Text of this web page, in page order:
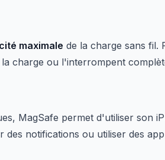
maximale de la charge sans fil.
charge ou l'interrompent
MagSafe permet d'utiliser son
notifications ou utiliser des